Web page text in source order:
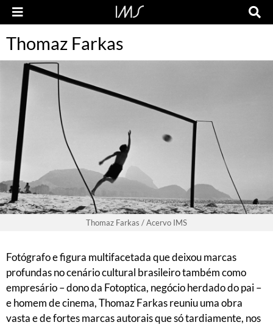
Thomaz Farkas
Thomaz Farkas / Acervo IMS
Fotógrafo e figura multifacetada que deixou marcas
profundas no cenário cultural brasileiro também como
empresário – dono da Fotoptica, negócio herdado do pai –
e homem de cinema, Thomaz Farkas reuniu uma obra
vasta e de fortes marcas autorais que só tardiamente, nos